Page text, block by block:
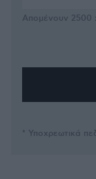
Απομένουν 2500
* Υποχρεωτικά